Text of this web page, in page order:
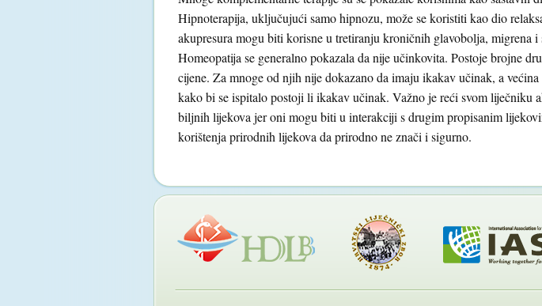
Hipnoterapija, uključujući samo hipnozu, može se koristiti kao dio
akupresura mogu biti korisne u tretiranju kroničnih glavobolja, migrena
Homeopatija se generalno pokazala da nije učinkovita. Postoje brojne
cijene. Za mnoge od njih nije dokazano da imaju ikakav učinak, a
kako bi se ispitalo postoji li ikakav učinak. Važno je reći svom liječniku
biljnih lijekova jer oni mogu biti u interakciji s drugim propisanim
korištenja prirodnih lijekova da prirodno ne znači i sigurno.